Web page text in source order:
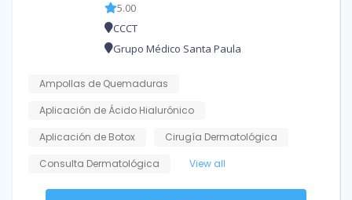
5.00
CCCT
Grupo Médico Santa Paula
Ampollas de Quemaduras
Aplicación de Ácido Hialurónico
Aplicación de Botox
Cirugía Dermatológica
Consulta Dermatológica
View all